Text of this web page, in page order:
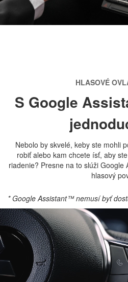
HLASOVÉ
S Google
Nebolo by skvelé, keby ste mohli
robiť alebo kam chcete ísť, aby
riadenie? Presne na to slúži
hlasový
* Google Assistant™ nemusí byť